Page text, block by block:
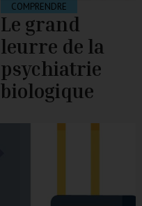
COMPRENDRE
Le grand
leurre de la
psychiatrie
biologique